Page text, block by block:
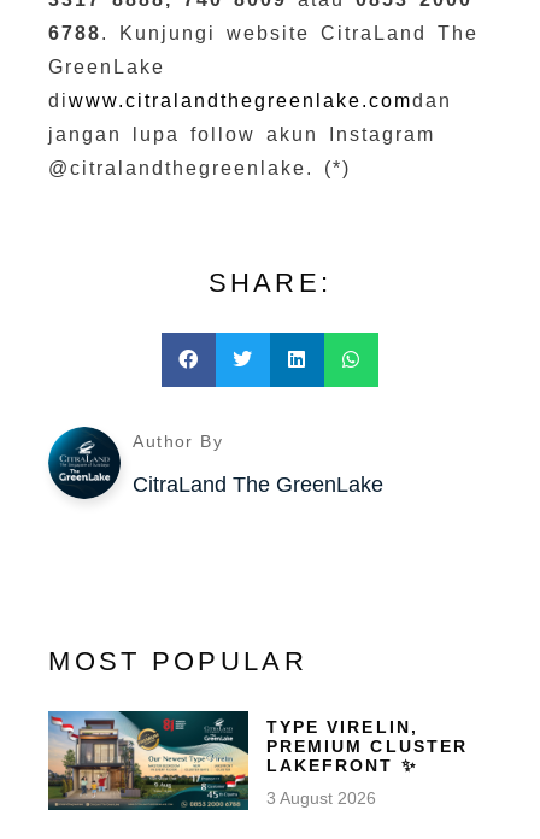
6788. Kunjungi website CitraLand The
GreenLake
diwww.citralandthegreenlake.comdan
jangan lupa follow akun Instagram
@citralandthegreenlake. (*)
SHARE:
Author By
CitraLand The GreenLake
MOST POPULAR
TYPE VIRELIN,
PREMIUM CLUSTER
LAKEFRONT ✨
3 August 2026